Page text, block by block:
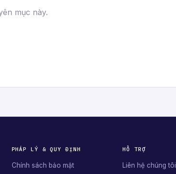
mục này.
PHÁP LÝ & QUY ĐỊNH
Chính sách bảo mật
HỖ TRỢ
Liên hệ chúng tôi